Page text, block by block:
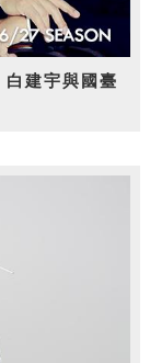
建宇與國臺